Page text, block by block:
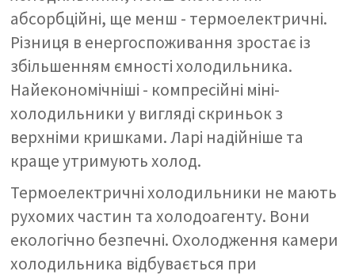
абсорбційні, ще менш - термоелектричні.
Різниця в енергоспоживання зростає із
збільшенням ємності холодильника.
Найекономічніші - компресійні міні-
холодильники у вигляді скриньок з
верхніми кришками. Ларі надійніше та
краще утримують холод.
Термоелектричні холодильники не мають
рухомих частин та холодоагенту. Вони
екологічно безпечні. Охолодження камери
холодильника відбувається при